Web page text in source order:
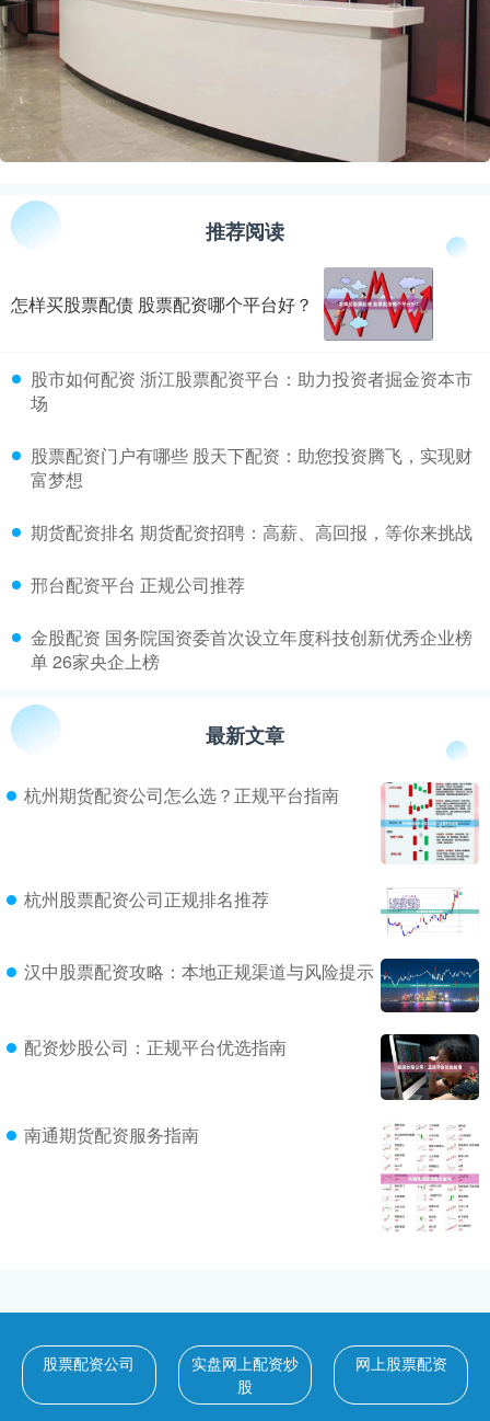
推荐阅读
怎样买股票配债 股票配资哪个平台好？
​股市如何配资 浙江股票配资平台：助力投资者掘金资本市
场
​股票配资门户有哪些 股天下配资：助您投资腾飞，实现财
富梦想
​期货配资排名 期货配资招聘：高薪、高回报，等你来挑战
​邢台配资平台 正规公司推荐
​金股配资 国务院国资委首次设立年度科技创新优秀企业榜
单 26家央企上榜
最新文章
杭州期货配资公司怎么选？正规平台指南
杭州股票配资公司正规排名推荐
汉中股票配资攻略：本地正规渠道与风险提示
配资炒股公司：正规平台优选指南
南通期货配资服务指南
股票配资公司
实盘网上配资炒
股
网上股票配资